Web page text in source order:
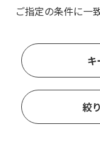
ご指定の条件に一
キ
絞